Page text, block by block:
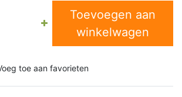
Toevoegen aan
winkelwagen
toe aan favorieten